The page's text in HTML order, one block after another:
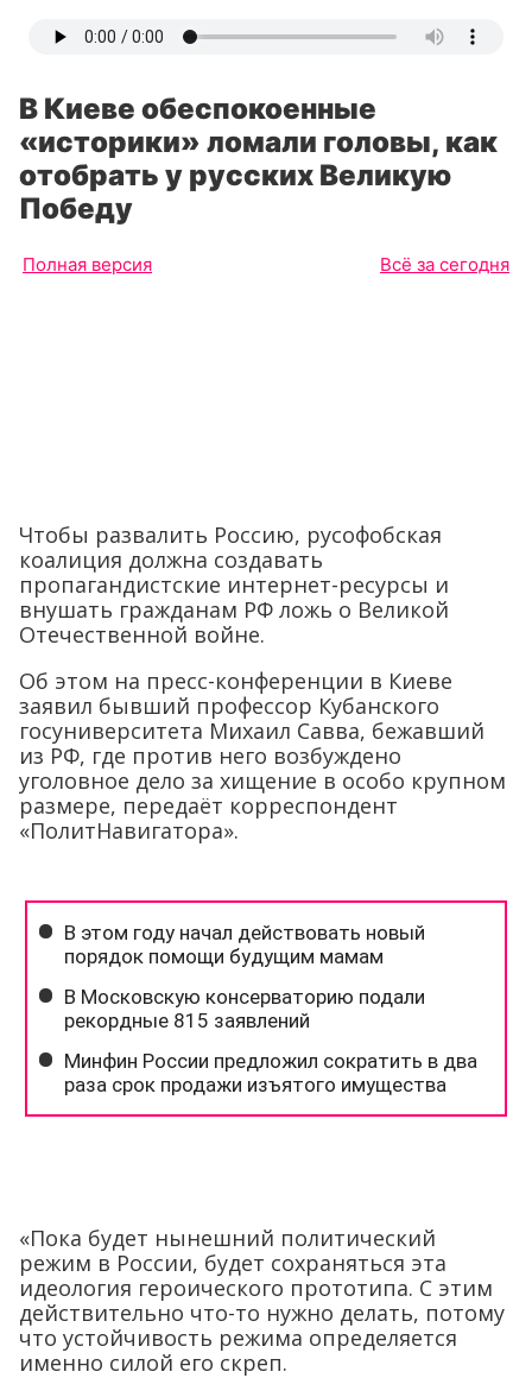
В Киеве обеспокоенные
«историки» ломали головы, как
отобрать у русских Великую
Победу
Полная версия Всё за сегодня
Чтобы развалить Россию, русофобская
коалиция должна создавать
пропагандистские интернет-ресурсы и
внушать гражданам РФ ложь о Великой
Отечественной войне.
Об этом на пресс-конференции в Киеве
заявил бывший профессор Кубанского
госуниверситета Михаил Савва, бежавший
из РФ, где против него возбуждено
уголовное дело за хищение в особо крупном
размере, передаёт корреспондент
«ПолитНавигатора».
«Пока будет нынешний политический
режим в России, будет сохраняться эта
идеология героического прототипа. С этим
действительно что-то нужно делать, потому
что устойчивость режима определяется
именно силой его скреп.